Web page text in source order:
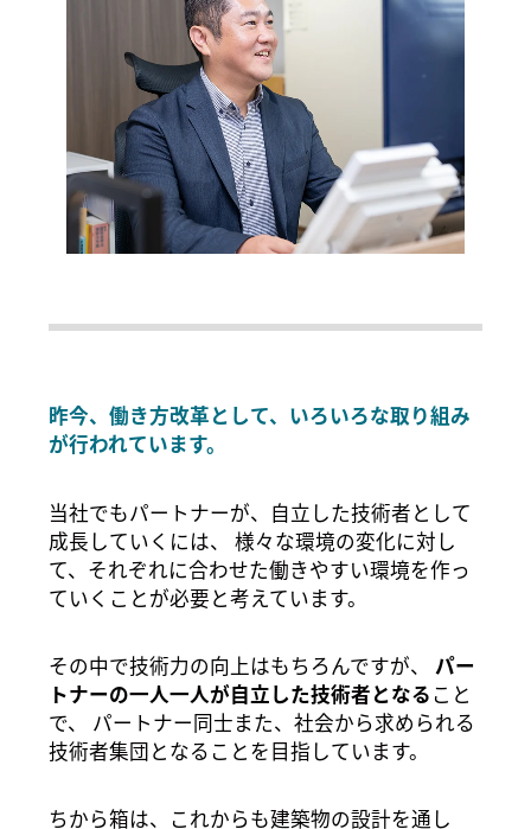
昨今、働き方改革として、いろいろな取り組み
が行われています。
当社でもパートナーが、自立した技術者として
成長していくには、
様々な環境の変化に対し
て、それぞれに合わせた働きやすい環境を作っ
ていくことが必要と考えています。
その中で技術力の向上はもちろんですが、 パー
トナーの一人一人が自立した技術者となる こと
で、 パートナー同士また、社会から求められる
技術者集団となることを目指しています。
ちから箱は、これからも建築物の設計を通し